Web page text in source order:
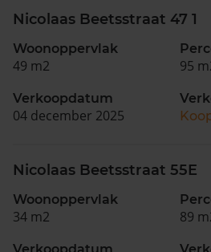
Nicolaas Beetsstraat 47 1
Woonoppervlak
49 m2 95
Verkoopdatum
04 december 2025
Nicolaas Beetsstraat 55E
Woonoppervlak
34 m2 89
Verkoopdatum